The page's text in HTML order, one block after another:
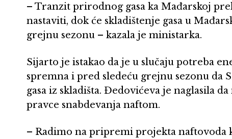
– Tranzit prirodnog gasa ka Mađarskoj
nastaviti, dok će skladištenje gasa u
grejnu sezonu – kazala je ministarka.
Sijarto je istakao da je u slučaju potreba
spremna i pred sledeću grejnu sezonu da
gasa iz skladišta. Đedovićeva je naglasila
pravce snabdevanja naftom.
– Radimo na pripremi projekta naftovoda